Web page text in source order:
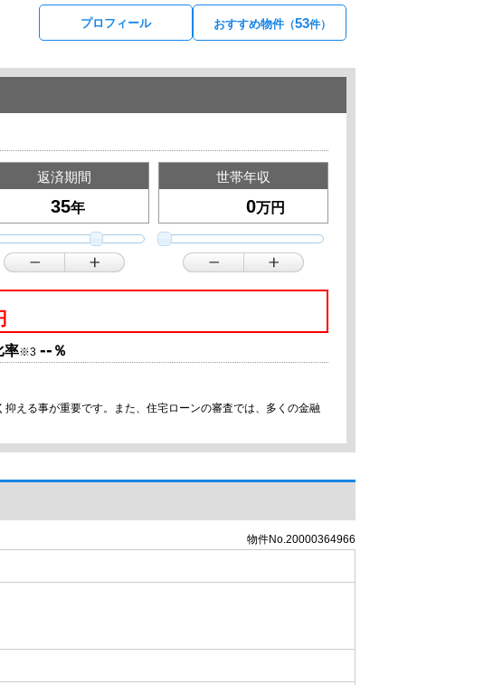
プロフィール おすすめ物件 （53件）
返済期間
年
世帯年収
万円
率※3 -- ％
える事が重要です。また、住宅ローンの審査では、多くの金融
物件No.20000364966